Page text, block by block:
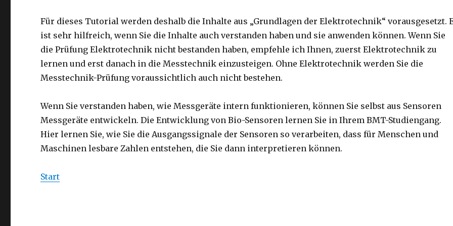
Für dieses Tutorial werden deshalb die Inhalte aus „Grundlagen der Elektrotechnik“ vorausgesetzt.
ist sehr hilfreich, wenn Sie die Inhalte auch verstanden haben und sie anwenden können. Wenn Sie
die Prüfung Elektrotechnik nicht bestanden haben, empfehle ich Ihnen, zuerst Elektrotechnik zu
lernen und erst danach in die Messtechnik einzusteigen. Ohne Elektrotechnik werden Sie die
Messtechnik-Prüfung voraussichtlich auch nicht bestehen.
Wenn Sie verstanden haben, wie Messgeräte intern funktionieren, können Sie selbst aus Sensoren
Messgeräte entwickeln. Die Entwicklung von Bio-Sensoren lernen Sie in Ihrem BMT-Studiengang.
Hier lernen Sie, wie Sie die Ausgangssignale der Sensoren so verarbeiten, dass für Menschen und
Maschinen lesbare Zahlen entstehen, die Sie dann interpretieren können.
Start